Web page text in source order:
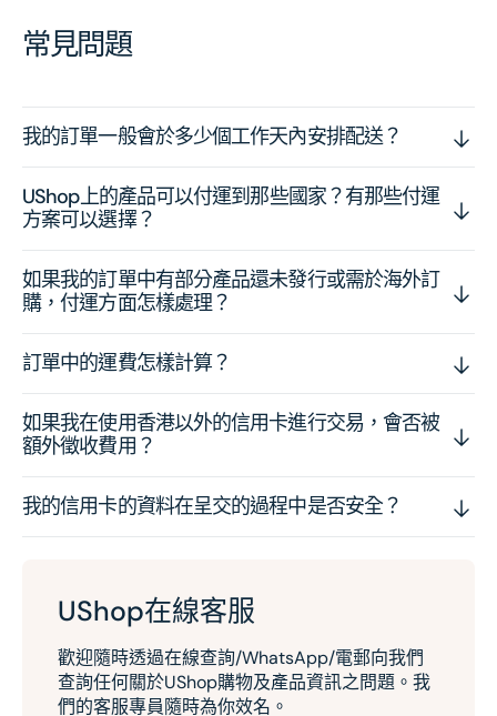
常見問題
我的訂單一般會於多少個工作天內安排配送？
UShop上的產品可以付運到那些國家？有那些付運
方案可以選擇？
如果我的訂單中有部分產品還未發行或需於海外訂
購，付運方面怎樣處理？
訂單中的運費怎樣計算？
如果我在使用香港以外的信用卡進行交易，會否被
額外徵收費用？
我的信用卡的資料在呈交的過程中是否安全？
UShop在線客服
歡迎隨時透過在線查詢/WhatsApp/電郵向我們
查詢任何關於UShop購物及產品資訊之問題。我
們的客服專員隨時為你效名。